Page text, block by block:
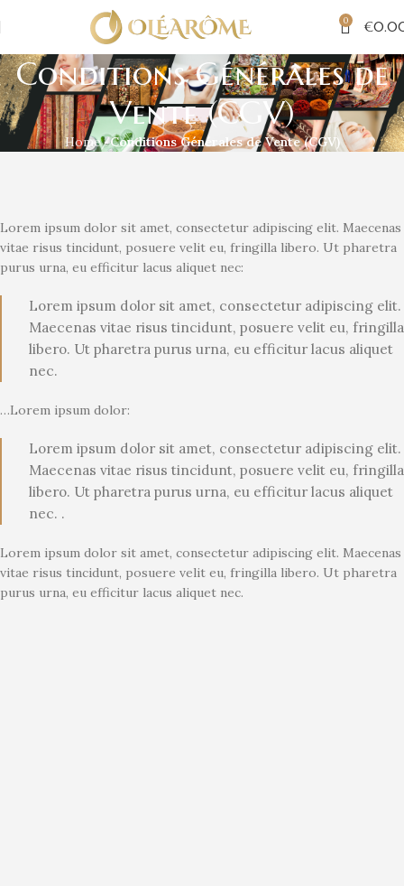
0 €
Conditions Générales de
Vente (CGV)
Home Conditions Générales de Vente (CGV)
Lorem ipsum dolor sit amet, consectetur adipiscing elit. Maecenas
vitae risus tincidunt, posuere velit eu, fringilla libero. Ut pharetra
purus urna, eu efficitur lacus aliquet nec:
Lorem ipsum dolor sit amet, consectetur adipiscing elit.
Maecenas vitae risus tincidunt, posuere velit eu, fringilla
libero. Ut pharetra purus urna, eu efficitur lacus aliquet
nec.
…Lorem ipsum dolor:
Lorem ipsum dolor sit amet, consectetur adipiscing elit.
Maecenas vitae risus tincidunt, posuere velit eu, fringilla
libero. Ut pharetra purus urna, eu efficitur lacus aliquet
nec. .
Lorem ipsum dolor sit amet, consectetur adipiscing elit. Maecenas
vitae risus tincidunt, posuere velit eu, fringilla libero. Ut pharetra
purus urna, eu efficitur lacus aliquet nec.